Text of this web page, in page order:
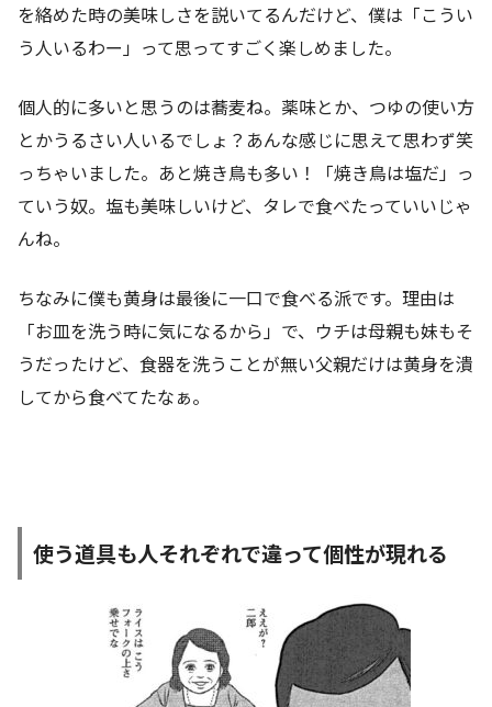
を絡めた時の美味しさを説いてるんだけど、僕は「こうい
う人いるわー」って思ってすごく楽しめました。
個人的に多いと思うのは蕎麦ね。薬味とか、つゆの使い方
とかうるさい人いるでしょ？あんな感じに思えて思わず笑
っちゃいました。あと焼き鳥も多い！「焼き鳥は塩だ」っ
ていう奴。塩も美味しいけど、タレで食べたっていいじゃ
んね。
ちなみに僕も黄身は最後に一口で食べる派です。理由は
「お皿を洗う時に気になるから」で、ウチは母親も妹もそ
うだったけど、食器を洗うことが無い父親だけは黄身を潰
してから食べてたなぁ。
使う道具も人それぞれで違って個性が現れる